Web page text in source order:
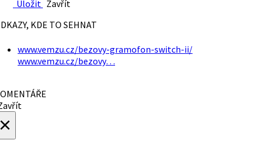
Uložit Zavřít
KDE TO SEHNAT
www.vemzu.cz/bezovy-gramofon-switch-ii/
www.vemzu.cz/bezovy…